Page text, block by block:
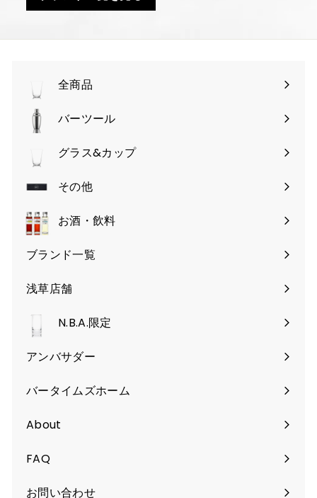
全商品
バーツール
サ
メ
ニ
ー
を
く
グラス&カップ
サ
ブ
ニ
ュ
ー
を
く
その他
サ
ブ
メ
ニ
ー
を
開
く
お酒・飲料
ブランド一覧
浅草店舗
N.B.A.限定
アンバサダー
バータイムズホーム
About
FAQ
お問い合わせ